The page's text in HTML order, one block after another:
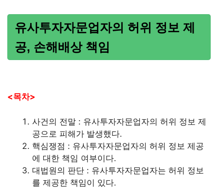
유사투자자문업자의 허위 정보 제
공, 손해배상 책임
<목차>
사건의 전말 : 유사투자자문업자의 허위 정보 제
공으로 피해가 발생했다.
핵심쟁점 : 유사투자자문업자의 허위 정보 제공
에 대한 책임 여부이다.
대법원의 판단 : 유사투자자문업자는 허위 정보
를 제공한 책임이 있다.